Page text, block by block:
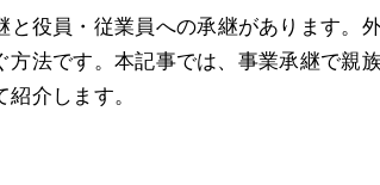
役員・従業員への承継があります。
法です。本記事では、事業承継で親
介します。